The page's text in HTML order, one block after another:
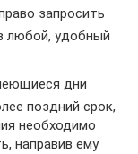
запросить
любой, удобный
дни
поздний срок,
необходимо
направив ему